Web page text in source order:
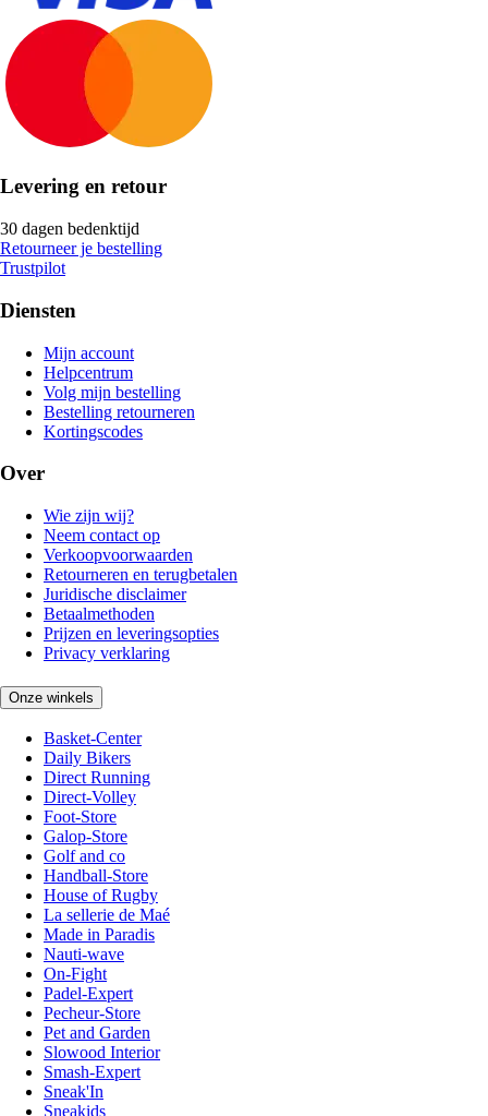
Levering en retour
30 dagen bedenktijd
Retourneer je bestelling
Trustpilot
Diensten
Mijn account
Helpcentrum
Volg mijn bestelling
Bestelling retourneren
Kortingscodes
Over
Wie zijn wij?
Neem contact op
Verkoopvoorwaarden
Retourneren en terugbetalen
Juridische disclaimer
Betaalmethoden
Prijzen en leveringsopties
Privacy verklaring
Onze winkels
Basket-Center
Daily Bikers
Direct Running
Direct-Volley
Foot-Store
Galop-Store
Golf and co
Handball-Store
House of Rugby
La sellerie de Maé
Made in Paradis
Nauti-wave
On-Fight
Padel-Expert
Pecheur-Store
Pet and Garden
Slowood Interior
Smash-Expert
Sneak'In
Sneakids